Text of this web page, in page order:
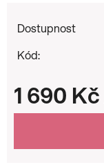
Dostupnost
Kód:
1 690 Kč
Měrná cena: